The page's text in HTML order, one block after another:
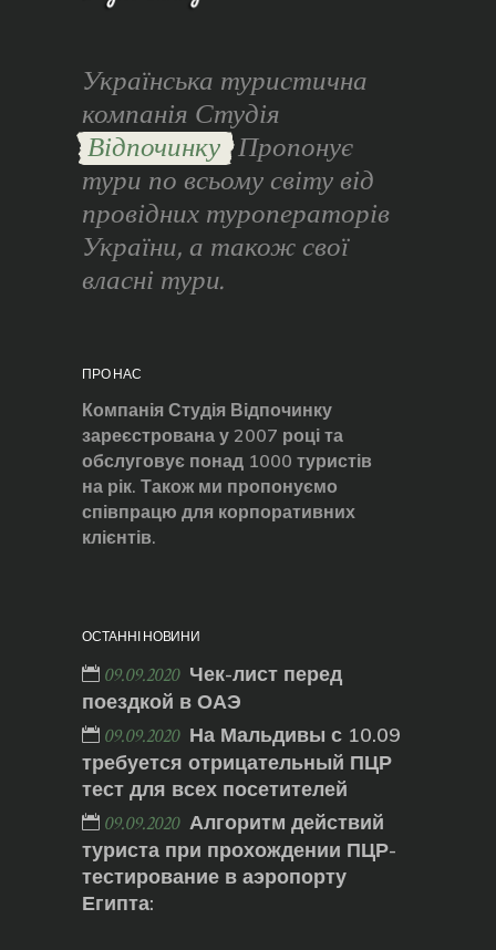
Українська туристична
компанія Студія
Відпочинку Пропонує
тури по всьому світу від
провідних туроператорів
України, а також свої
власні тури.
ПРО НАС
Компанія Студія Відпочинку
зареєстрована у 2007 році та
обслуговує понад 1000 туристів
на рік. Також ми пропонуємо
співпрацю для корпоративних
клієнтів.
ОСТАННІ НОВИНИ
09.09.2020 Чек-лист перед
поездкой в ОАЭ
09.09.2020 На Мальдивы с 10.09
требуется отрицательный ПЦР
тест для всех посетителей
09.09.2020 Алгоритм действий
туриста при прохождении ПЦР-
тестирование в аэропорту
Египта: